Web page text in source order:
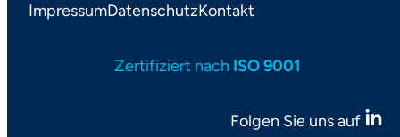
ImpressumDatenschutzKontakt
Zertifiziert nach ISO 9001
Folgen Sie uns auf